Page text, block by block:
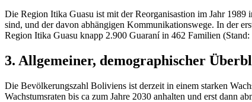
Die Region Itika Guasu ist mit der Reorganisastion im Jahr
sind, und der davon abhängigen Kommunikationswege. In der
Region Itika Guasu knapp 2.900 Guaraní in 462 Familien (Stand:
3. Allgemeiner, demographischer
Die Bevölkerungszahl Boliviens ist derzeit in einem starken
Wachstumsraten bis ca zum Jahre 2030 anhalten und erst dann